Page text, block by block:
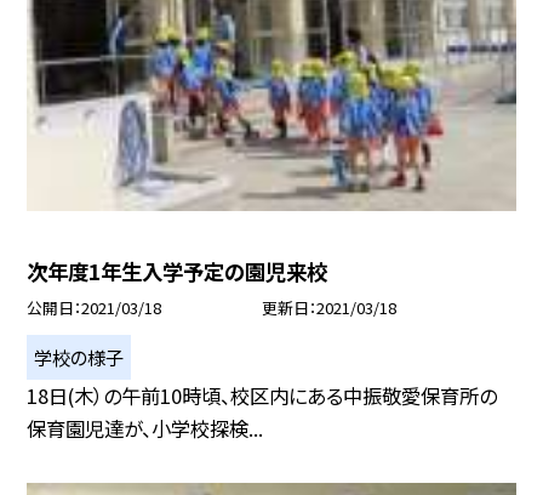
次年度1年生入学予定の園児来校
公開日 2021/03/18 更新日 2021/03/18
学校の様子
18日(木）の午前10時頃、校区内にある中振敬愛保育所の
保育園児達が、小学校探検...